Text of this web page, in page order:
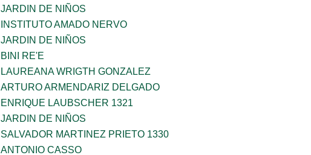
JARDIN DE NIÑOS
INSTITUTO AMADO NERVO
JARDIN DE NIÑOS
BINI RE'E
LAUREANA WRIGTH GONZALEZ
ARTURO ARMENDARIZ DELGADO
ENRIQUE LAUBSCHER 1321
JARDIN DE NIÑOS
SALVADOR MARTINEZ PRIETO 1330
ANTONIO CASSO